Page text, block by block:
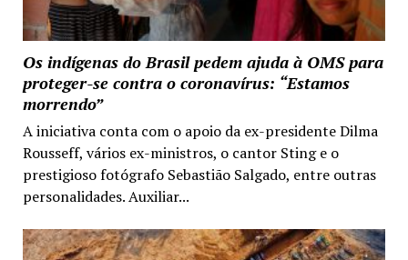
Os indígenas do Brasil pedem ajuda à OMS para
proteger-se contra o coronavírus: “Estamos
morrendo”
A iniciativa conta com o apoio da ex-presidente Dilma
Rousseff, vários ex-ministros, o cantor Sting e o
prestigioso fotógrafo Sebastião Salgado, entre outras
personalidades. Auxiliar...